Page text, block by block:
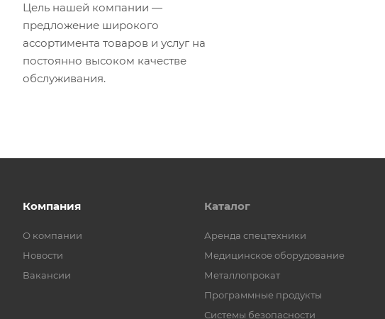
Цель нашей компании —
предложение широкого
ассортимента товаров и услуг на
постоянно высоком качестве
обслуживания.
Компания
О компании
Новости
Вакансии
Каталог
Аренда спецтехники
Медицинское оборудование
Металлопрокат
Программные продукты
Системы безопасности